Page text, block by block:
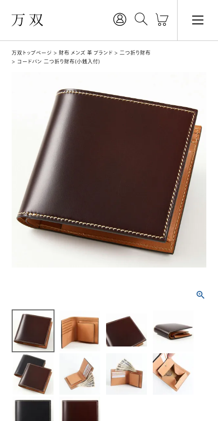
万双トップページ 財布 メンズ 革 ブランド
二つ折り財布
コードバン 二つ折り財布(小銭入付)